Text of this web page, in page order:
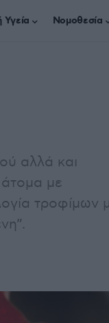
Υγεία Νομοθεσία
αλλά και
με
τροφίμων